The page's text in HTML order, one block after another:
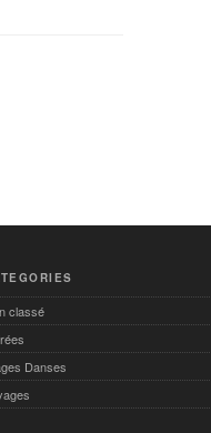
classé
Danses